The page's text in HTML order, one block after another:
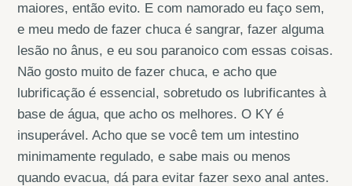
maiores, então evito. E com namorado eu faço sem,
e meu medo de fazer chuca é sangrar, fazer alguma
lesão no ânus, e eu sou paranoico com essas coisas.
Não gosto muito de fazer chuca, e acho que
lubrificação é essencial, sobretudo os lubrificantes à
base de água, que acho os melhores. O KY é
insuperável. Acho que se você tem um intestino
minimamente regulado, e sabe mais ou menos
quando evacua, dá para evitar fazer sexo anal antes.